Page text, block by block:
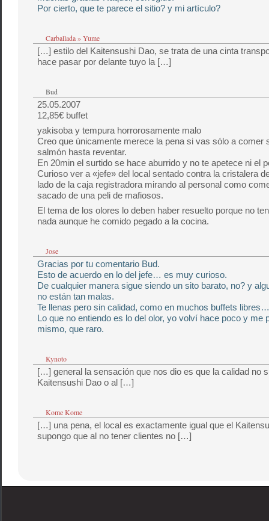
Por cierto, que te parece el sitio? y mi artículo?
Carballada » Yume
[…] estilo del Kaitensushi Dao, se trata de una cinta
hace pasar por delante tuyo la […]
Bud
25.05.2007
12,85€ buffet
yakisoba y tempura horrorosamente malo
Creo que únicamente merece la pena si vas sólo a comer
salmón hasta reventar.
En 20min el surtido se hace aburrido y no te apetece ni el
Curioso ver a «jefe» del local sentado contra la cristalera
lado de la caja registradora mirando al personal como
sacado de una peli de mafiosos.
El tema de los olores lo deben haber resuelto porque no
nada aunque he comido pegado a la cocina.
Jose
Gracias por tu comentario Bud.
Esto de acuerdo en lo del jefe… es muy curioso.
De cualquier manera sigue siendo un sito barato, no? y
no están tan malas.
Te llenas pero sin calidad, como en muchos buffets
Lo que no entiendo es lo del olor, yo volví hace poco y me
mismo, que raro.
Kynoto
[…] general la sensación que nos dio es que la calidad no
Kaitensushi Dao o al […]
Kome Kome
[…] una pena, el local es exactamente igual que el
supongo que al no tener clientes no […]